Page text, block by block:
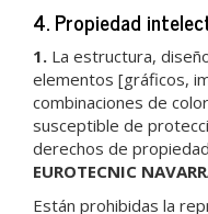
4. Propiedad
1. La estructura,
elementos [gráficos,
combinaciones de
susceptible de
derechos de
EUROTECNIC
Están prohibidas la